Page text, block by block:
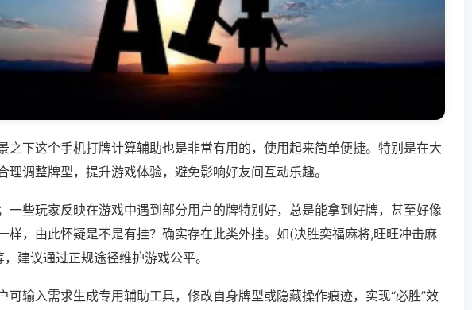
之下这个手机打牌计算辅助也是非常有用的，使用起来简单便捷。特别是在大
理调整牌型，提升游戏体验，避免影响好友间互动乐趣。
一些玩家反映在游戏中遇到部分用户的牌特别好，总是能拿到好牌，甚至好像
样，由此怀疑是不是有挂？确实存在此类外挂。如(决胜奕福麻将,旺旺冲击麻
建议通过正规途径维护游戏公平。
可输入需求生成专用辅助工具，修改自身牌型或隐藏操作痕迹，实现“必胜”效